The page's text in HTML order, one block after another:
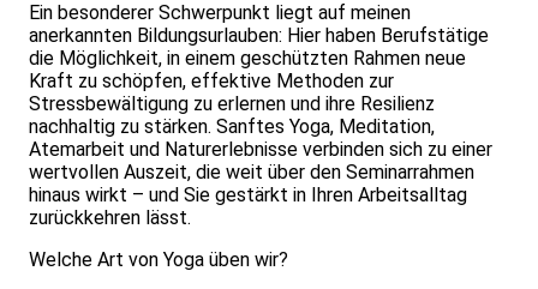
Ein besonderer Schwerpunkt liegt auf meinen
anerkannten Bildungsurlauben: Hier haben Berufstätige
die Möglichkeit, in einem geschützten Rahmen neue
Kraft zu schöpfen, effektive Methoden zur
Stressbewältigung zu erlernen und ihre Resilienz
nachhaltig zu stärken. Sanftes Yoga, Meditation,
Atemarbeit und Naturerlebnisse verbinden sich zu einer
wertvollen Auszeit, die weit über den Seminarrahmen
hinaus wirkt – und Sie gestärkt in Ihren Arbeitsalltag
zurückkehren lässt.
Welche Art von Yoga üben wir?